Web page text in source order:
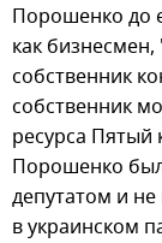
Порошенко до
как
собственник
собственник
ресурса Пятый
Порошенко
депутатом и
в украинском